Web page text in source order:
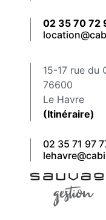
02 35 70 72
15-17 rue du
76600
Le Havre
(Itinéraire)
02 35 71 97